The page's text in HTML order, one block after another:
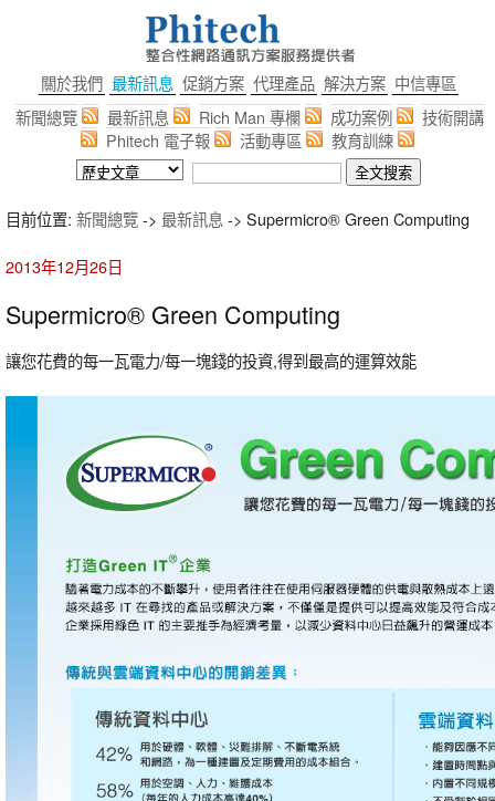
關於我們 最新訊息 促銷方案 代理產品 解決方案 中信專區
新聞總覽
最新訊息 Rich Man 專欄 成功案例
技術開講
Phitech 電子報
活動專區 教育訓練
目前位置: 新聞總覽-> 最新訊息 -> Supermicro® Green Computing
2013年12月26日
Supermicro® Green Computing
讓您花費的每一瓦電力/每一塊錢的投資,得到最高的運算效能